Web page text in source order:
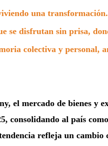
una
se disfrutan sin prisa,
colectiva y personal,
el mercado de bienes y
consolidando al país
refleja un